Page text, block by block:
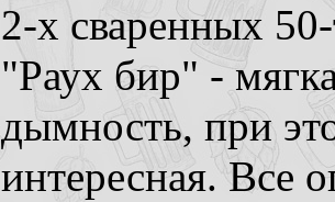
2-х сваренных
"Раух бир" -
дымность, при
интересная. Все